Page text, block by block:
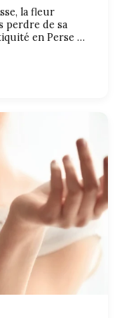
la fleur
perdre de sa
en Perse …